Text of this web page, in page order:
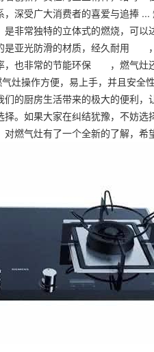
，深受广大消费者的喜爱与追
常独特的立体式的燃烧，可以
亚光防滑的材质，经久耐用 ，
，也非常的节能环保 ，燃气灶
操作方便，易上手，并且安
的厨房生活带来的极大的便利
。如果大家在纠结犹豫，不妨
燃气灶有了一个全新的了解，